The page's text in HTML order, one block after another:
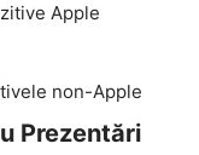
Apple
non-Apple
Prezentări